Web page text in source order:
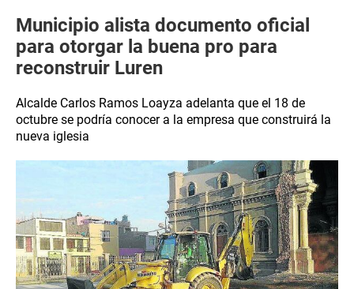
Municipio alista documento oficial
para otorgar la buena pro para
reconstruir Luren
Alcalde Carlos Ramos Loayza adelanta que el 18 de
octubre se podría conocer a la empresa que construirá la
nueva iglesia